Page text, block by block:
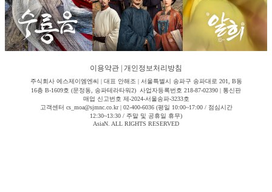
이용약관 개인정보처리방침
주식회사 에스제이엠엔씨 | 대표 안해조 | 서울특별시 송파구 송파대로 201, B동
16층 B-1609호 (문정동, 송파테라타워2) 사업자등록번호 218-87-02390 | 통신판
매업 신고번호 제-2024-서울송파-3233호
고객센터 cs_moa@sjmnc.co.kr | 02-400-6036 (평일 10:00~17:00 / 점심시간
12:30~13:30 / 주말 및 공휴일 휴무)
AsiaN. ALL RIGHTS RESERVED